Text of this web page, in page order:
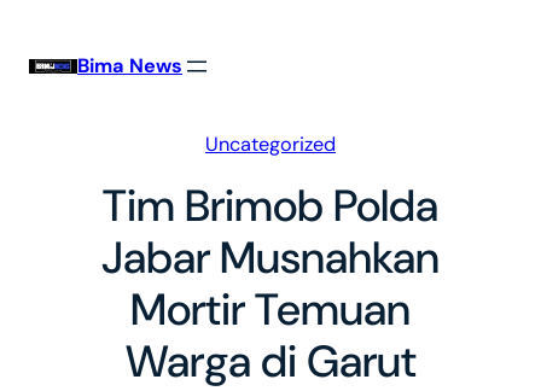
Bima News
Uncategorized
Tim Brimob Polda
Jabar Musnahkan
Mortir Temuan
Warga di Garut